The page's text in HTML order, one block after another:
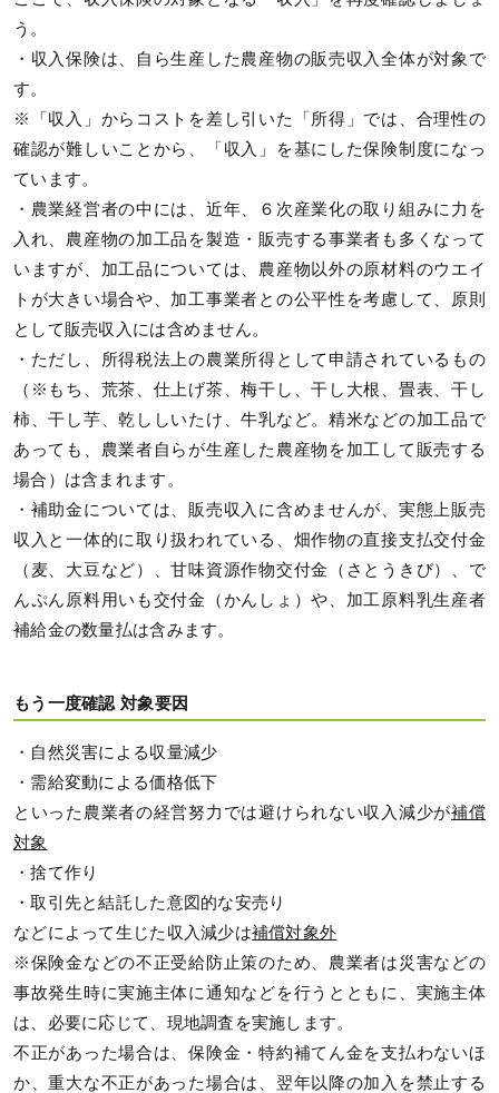
う。
・収入保険は、自ら生産した農産物の販売収入全体が対象で
す。
※「収入」からコストを差し引いた「所得」では、合理性の
確認が難しいことから、「収入」を基にした保険制度になっ
ています。
・農業経営者の中には、近年、６次産業化の取り組みに力を
入れ、農産物の加工品を製造・販売する事業者も多くなって
いますが、加工品については、農産物以外の原材料のウエイ
トが大きい場合や、加工事業者との公平性を考慮して、原則
として販売収入には含めません。
・ただし、所得税法上の農業所得として申請されているもの
（※もち、荒茶、仕上げ茶、梅干し、干し大根、畳表、干し
柿、干し芋、乾ししいたけ、牛乳など。精米などの加工品で
あっても、農業者自らが生産した農産物を加工して販売する
場合）は含まれます。
・補助金については、販売収入に含めませんが、実態上販売
収入と一体的に取り扱われている、畑作物の直接支払交付金
（麦、大豆など）、甘味資源作物交付金（さとうきび）、で
んぷん原料用いも交付金（かんしょ）や、加工原料乳生産者
補給金の数量払は含みます。
もう一度確認 対象要因
・自然災害による収量減少
・需給変動による価格低下
といった農業者の経営努力では避けられない収入減少が補償
対象
・捨て作り
・取引先と結託した意図的な安売り
などによって生じた収入減少は補償対象外
※保険金などの不正受給防止策のため、農業者は災害などの
事故発生時に実施主体に通知などを行うとともに、実施主体
は、必要に応じて、現地調査を実施します。
不正があった場合は、保険金・特約補てん金を支払わないほ
か、重大な不正があった場合は、翌年以降の加入を禁止する